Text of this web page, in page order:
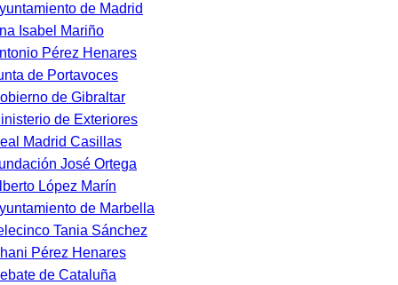
de Madrid
Isabel Mariño
Pérez Henares
de Portavoces
de Gibraltar
de Exteriores
Madrid Casillas
José Ortega
López Marín
de Marbella
Tania Sánchez
Pérez Henares
de Cataluña